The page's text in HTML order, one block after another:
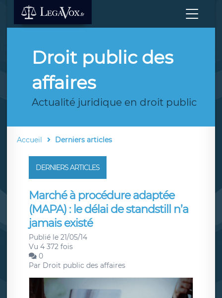
Droit public des
affaires
Actualité juridique en droit public
Accueil Derniers articles
DERNIERS ARTICLES
Marché à procédure adaptée
(MAPA) : le délai de standstill n’a
jamais existé
Publié le 21/05/14
Vu 4 372 fois
0
Par Droit public des affaires